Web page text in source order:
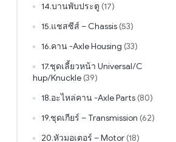
14.บานพับประตู (17)
15.แชสซีส์ – Chassis (53)
16.คาน -Axle Housing (33)
17.ชุดเลี้ยวหน้า Universal/C
hup/Knuckle (39)
18.อะไหล่คาน -Axle Parts (80)
19.ชุดเกียร์ – Transmission (62)
20.หัวมอเตอร์ – Motor (18)